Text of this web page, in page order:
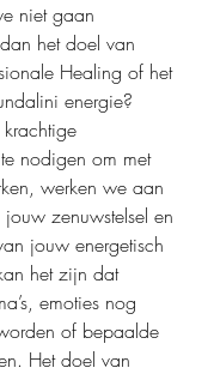
het doel van
Healing of het
energie?
nodigen om met
werken we aan
zenuwstelsel en
jouw energetisch
het zijn dat
emoties nog
of bepaalde
Het doel van